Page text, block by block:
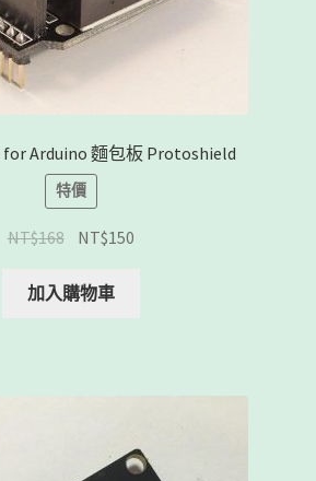
Arduino 麵包板 Protoshield
特價
NT$168 NT$150
加入購物車